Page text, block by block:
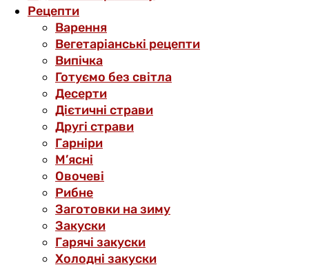
Рецепти
Варення
Вегетаріанські рецепти
Випічка
Готуємо без світла
Десерти
Дієтичні страви
Другі страви
Гарніри
М’ясні
Овочеві
Рибне
Заготовки на зиму
Закуски
Гарячі закуски
Холодні закуски